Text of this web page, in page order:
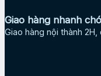
Giao hàng nhanh
Giao hàng nội thành